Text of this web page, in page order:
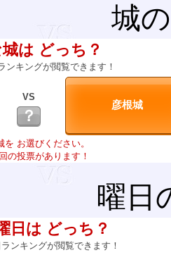
城
は どっち？
ンキングが閲覧できます！
VS
？
を お選びください。
の投票があります！
曜日
日は どっち？
ンキングが閲覧できます！